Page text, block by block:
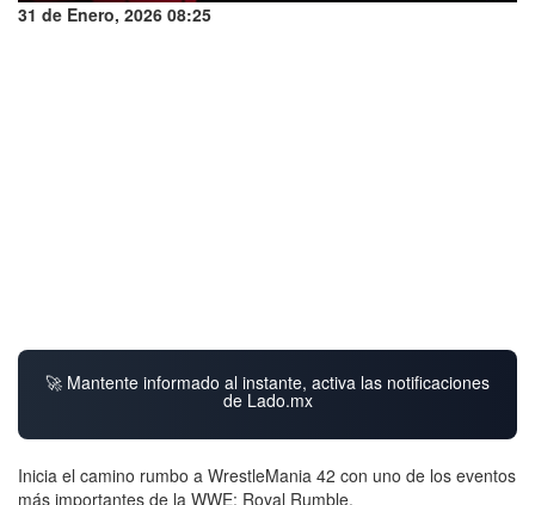
31 de Enero, 2026 08:25
🚀 Mantente informado al instante, activa las notificaciones
de Lado.mx
Inicia el camino rumbo a WrestleMania 42 con uno de los eventos
más importantes de la WWE: Royal Rumble.